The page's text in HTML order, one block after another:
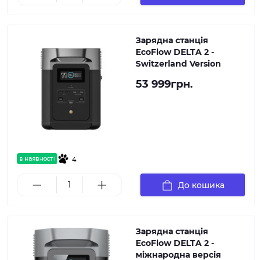
в наявності 4
Зарядна станція
EcoFlow DELTA 2 -
Switzerland Version
53 999грн.
До кошика
Зарядна станція
EcoFlow DELTA 2 -
міжнародна версія